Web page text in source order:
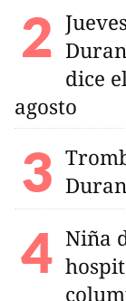
dice
agosto
Niña